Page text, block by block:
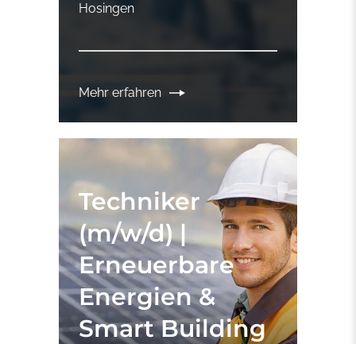
Hosingen
Mehr erfahren
Techniker
(m/w/d) |
Erneuerbare
Energien &
Smart Building